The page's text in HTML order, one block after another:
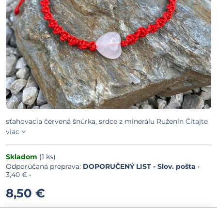
sťahovacia červená šnúrka, srdce z minerálu Ruženín Čítajte
viac
Skladom (1 ks)
DOPORUČENÝ LIST - Slov. pošta •
3,40 € •
8,50 €